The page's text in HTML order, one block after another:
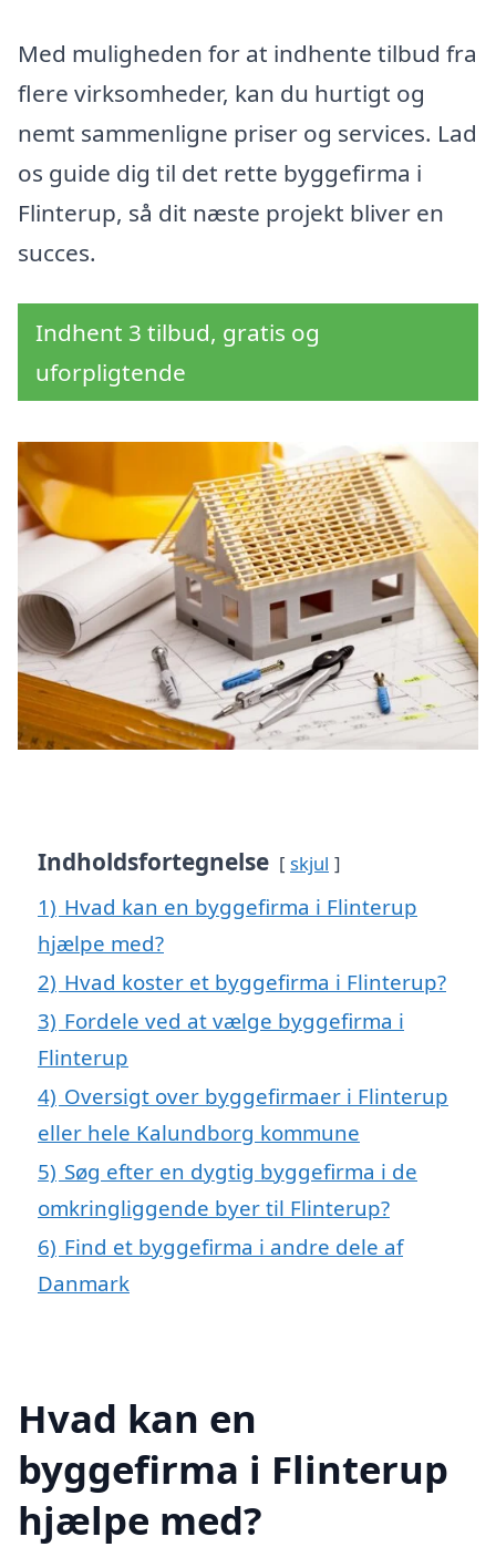
Med muligheden for at indhente tilbud fra
flere virksomheder, kan du hurtigt og
nemt sammenligne priser og services. Lad
os guide dig til det rette byggefirma i
Flinterup, så dit næste projekt bliver en
succes.
Indhent 3 tilbud, gratis og
uforpligtende
Indholdsfortegnelse skjul
1) Hvad kan en byggefirma i Flinterup
hjælpe med?
2) Hvad koster et byggefirma i Flinterup?
3) Fordele ved at vælge byggefirma i
Flinterup
4) Oversigt over byggefirmaer i Flinterup
eller hele Kalundborg kommune
5) Søg efter en dygtig byggefirma i de
omkringliggende byer til Flinterup?
6) Find et byggefirma i andre dele af
Danmark
Hvad kan en
byggefirma i Flinterup
hjælpe med?